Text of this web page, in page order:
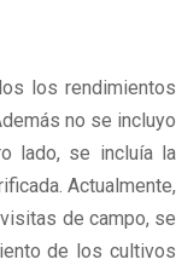
los rendimientos
no se incluyo
lado, se incluía la
Actualmente,
de campo, se
de los cultivos